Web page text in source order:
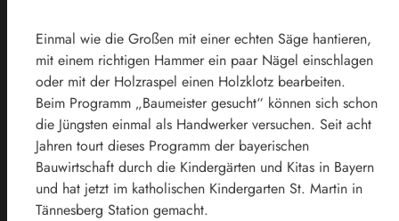
Einmal wie die Großen mit einer echten Säge hantieren,
mit einem richtigen Hammer ein paar Nägel einschlagen
oder mit der Holzraspel einen Holzklotz bearbeiten.
Beim Programm „Baumeister gesucht“ können sich schon
die Jüngsten einmal als Handwerker versuchen. Seit acht
Jahren tourt dieses Programm der bayerischen
Bauwirtschaft durch die Kindergärten und Kitas in Bayern
und hat jetzt im katholischen Kindergarten St. Martin in
Tännesberg Station gemacht.